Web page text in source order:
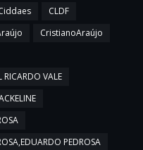
CLDF
CristianoAraújo
VALE
PEDROSA